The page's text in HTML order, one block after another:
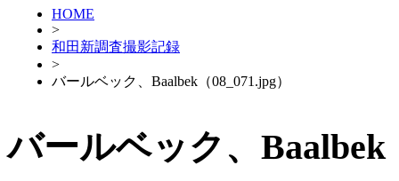
HOME
>
和田新調査撮影記録
>
バールベック、Baalbek（08_071.jpg）
バールベック、Baalbek